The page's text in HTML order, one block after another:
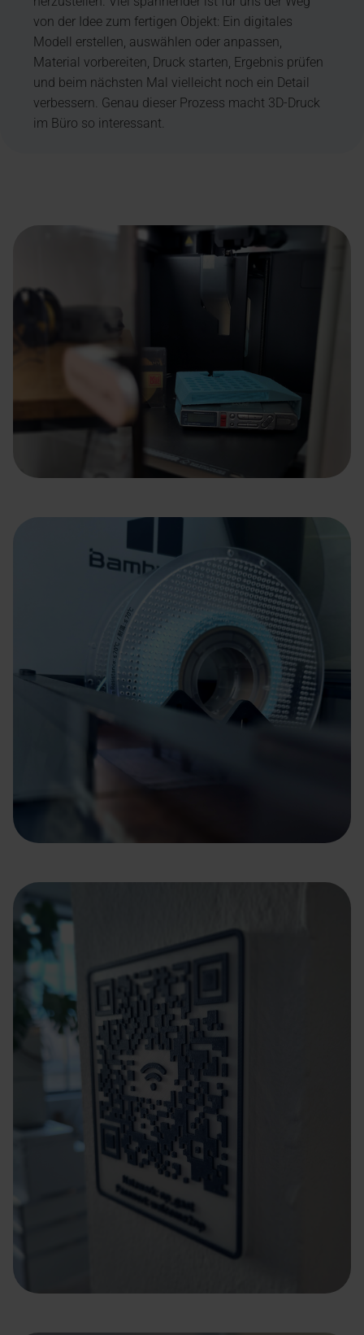
von der Idee zum fertigen Objekt: Ein digitales
Modell erstellen, auswählen oder anpassen,
Material vorbereiten, Druck starten, Ergebnis prüfen
und beim nächsten Mal vielleicht noch ein Detail
verbessern. Genau dieser Prozess macht 3D-Druck
im Büro so interessant.